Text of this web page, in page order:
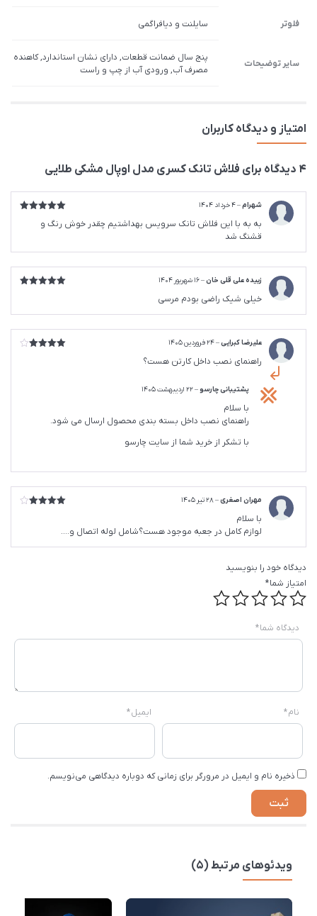
فلوتر سایلنت و دیافراگمی
سایر توضیحات
پنج سال ضمانت قطعات, دارای نشان استاندارد, کاهنده
مصرف آب, ورودی آب از چپ و راست
امتیاز و دیدگاه کاربران
4 دیدگاه برای فلاش تانک کسری مدل اوپال مشکی طلایی
امتیاز
5
شهرام–4 خرداد 1404
به به با این فلاش تانک سرویس بهداشتیم چقدر خوش رنگ و
قشنگ شد
زبیده علی قلی خان–16 شهریور 1404
خیلی شیک راضی بودم مرسی
علیرضا کبرایی–24 فروردین 1405
راهنمای نصب داخل کارتن هست؟
پشتیبانی چارسو–22 اردیبهشت 1405
با سلام
راهنمای نصب داخل بسته بندی محصول ارسال می شود.
با تشکر از خرید شما از سایت چارسو
مهران اصغری–28 تیر 1405
با سلام
لوازم کامل در جعبه موجود هست؟شامل لوله اتصال و….
دیدگاه خود را بنویسید
امتیاز شما*
دیدگاه شما*
نام* ایمیل*
ذخیره نام و ایمیل در مرورگر برای زمانی که دوباره دیدگاهی می‌نویسم.
ویدئوهای مرتبط (5)